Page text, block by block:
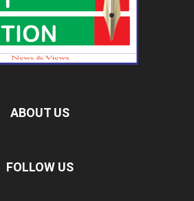
ABOUT US
FOLLOW US